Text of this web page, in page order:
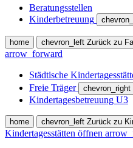
Beratungsstellen
Kinderbetreuung
home chevron_left Zurück zu
arrow_forward
Städtische
Freie Träger chevron_right
Kindertagesbetreuung U3
home chevron_left Zurück zu
Kindertagesstätten öffnen